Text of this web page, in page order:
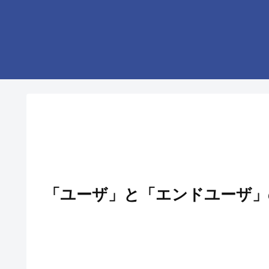
「ユーザ」と「エンドユーザ